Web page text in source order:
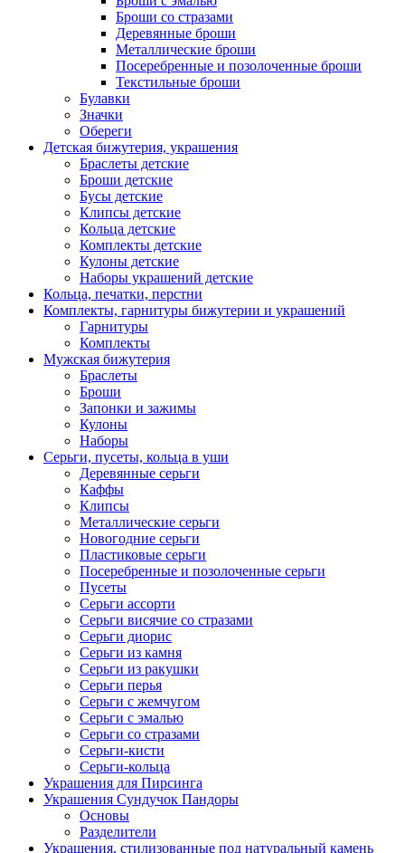
Броши со стразами
Деревянные броши
Металлические броши
Посеребренные и позолоченные броши
Текстильные броши
Булавки
Значки
Обереги
Детская бижутерия, украшения
Браслеты детские
Броши детские
Бусы детские
Клипсы детские
Кольца детские
Комплекты детские
Кулоны детские
Наборы украшений детские
Кольца, печатки, перстни
Комплекты, гарнитуры бижутерии и украшений
Гарнитуры
Комплекты
Мужская бижутерия
Браслеты
Броши
Запонки и зажимы
Кулоны
Наборы
Серьги, пусеты, кольца в уши
Деревянные серьги
Каффы
Клипсы
Металлические серьги
Новогодние серьги
Пластиковые серьги
Посеребренные и позолоченные серьги
Пусеты
Серьги ассорти
Серьги висячие со стразами
Серьги диорис
Серьги из камня
Серьги из ракушки
Серьги перья
Серьги с жемчугом
Серьги с эмалью
Серьги со стразами
Серьги-кисти
Серьги-кольца
Украшения для Пирсинга
Украшения Сундучок Пандоры
Основы
Разделители
Украшения, стилизованные под натуральный камень